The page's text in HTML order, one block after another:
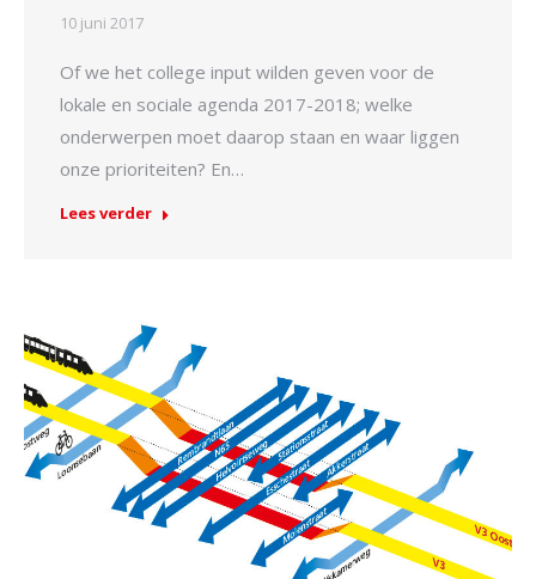
10 juni 2017
Of we het college input wilden geven voor de
lokale en sociale agenda 2017-2018; welke
onderwerpen moet daarop staan en waar liggen
onze prioriteiten? En…
Lees verder